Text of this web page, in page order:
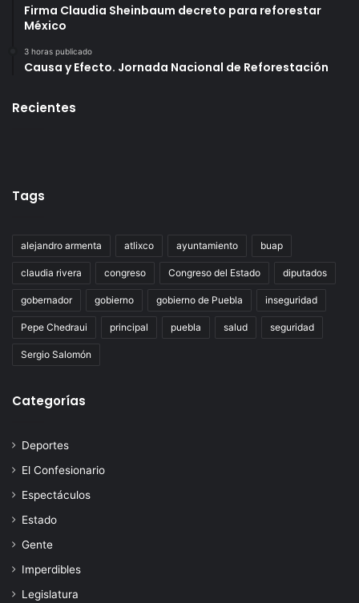
Firma Claudia Sheinbaum decreto para reforestar
México
3 horas publicado
Causa y Efecto. Jornada Nacional de Reforestación
Recientes
Tags
alejandro armenta atlixco ayuntamiento buap
claudia rivera congreso Congreso del Estado diputados
gobernador gobierno gobierno de Puebla inseguridad
Pepe Chedraui principal puebla salud seguridad
Sergio Salomón
Categorías
Deportes
El Confesionario
Espectáculos
Estado
Gente
Imperdibles
Legislatura